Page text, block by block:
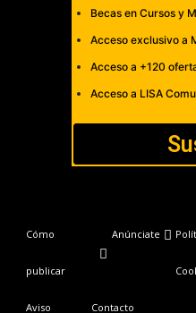
Becas en Cursos y
Acceso exclusivo a
Acceso a +120
Acceso a LISA
Cómo
publicar
Anúnciate
Aviso Contacto